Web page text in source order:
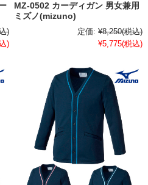
)
)
MZ-0502 カーディガン 男女兼用
ミズノ(mizuno)
定価: ¥8,250(税込)
¥5,775(税込)